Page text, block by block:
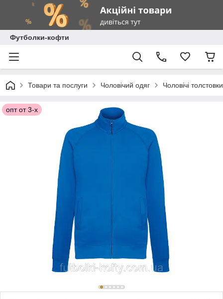
Футболки-кофти
Товари та послуги Чоловічий одяг Чоловічі толстовки
опт от 3-х